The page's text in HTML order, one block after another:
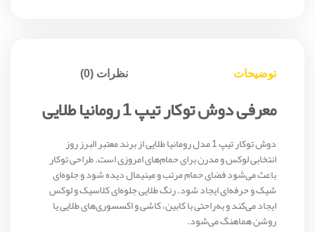
توضیحات نظرات (0)
معرفی دوش توکار تیپ 1 رومانیا طلایی
دوش توکار تیپ 1 مدل رومانیا طلایی از برند معتبر البرز روز
انتخابی لوکس و مدرن برای حمام‌های امروزی است. طراحی توکار
باعث می‌شود فضای حمام مرتب و مینیمال دیده شود و جلوه‌ای
شیک و حرفه‌ای ایجاد شود. رنگ طلایی جلوه‌ای کلاسیک و لوکس
ایجاد می‌کند و به‌راحتی با کابین، کاشی و اکسسوری‌های طلایی یا
روشن هماهنگ می‌شود.